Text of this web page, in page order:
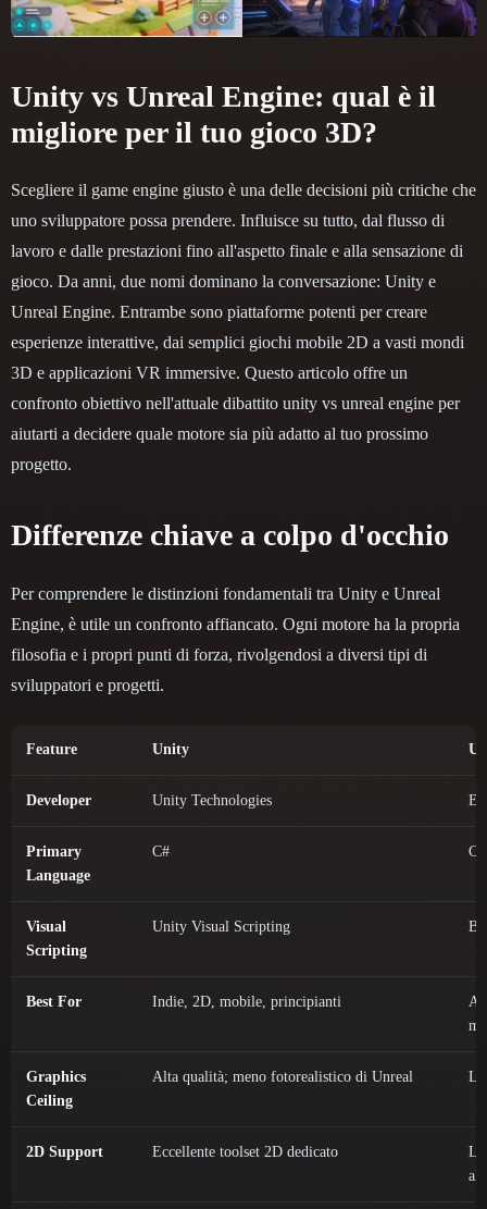
Unity vs Unreal Engine: qual è il
migliore per il tuo gioco 3D?
Scegliere il game engine giusto è una delle decisioni più critiche che
uno sviluppatore possa prendere. Influisce su tutto, dal flusso di
lavoro e dalle prestazioni fino all'aspetto finale e alla sensazione di
gioco. Da anni, due nomi dominano la conversazione: Unity e
Unreal Engine. Entrambe sono piattaforme potenti per creare
esperienze interattive, dai semplici giochi mobile 2D a vasti mondi
3D e applicazioni VR immersive. Questo articolo offre un
confronto obiettivo nell'attuale dibattito unity vs unreal engine per
aiutarti a decidere quale motore sia più adatto al tuo prossimo
progetto.
Differenze chiave a colpo d'occhio
Per comprendere le distinzioni fondamentali tra Unity e Unreal
Engine, è utile un confronto affiancato. Ogni motore ha la propria
filosofia e i propri punti di forza, rivolgendosi a diversi tipi di
sviluppatori e progetti.
Feature Unity
Developer Unity Technologies
Primary
Language
C#
Visual
Scripting
Unity Visual Scripting
Best For Indie, 2D, mobile, principianti
Graphics
Ceiling
Alta qualità; meno fotorealistico di Unreal
2D Support Eccellente toolset 2D dedicato
al